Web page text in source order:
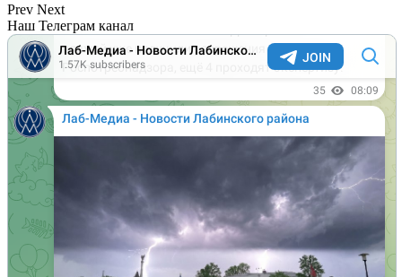
Prev Next
Наш Телеграм канал